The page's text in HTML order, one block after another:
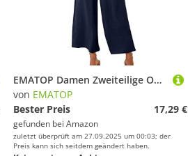
EMATOP Damen Zweiteilige Outfits Baumwolle Leinen Freizeitanzug Sommer Tank Top und Hose Casual Einfarbig Hosenanzug mit Taschen Jogginganzug Leicht Elegant Leinenanzug Strand Urlaub Streetwear
von EMATOP
Bester Preis
17,29 €
gefunden bei Amazon
zuletzt überprüft am 27.09.2025 um 00:03; der
Preis kann sich seitdem geändert haben.